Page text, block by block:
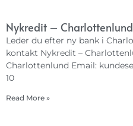
Nykredit – Charlottenlund
Leder du efter ny bank i
kontakt Nykredit –
Charlottenlund Email:
10
Read More »